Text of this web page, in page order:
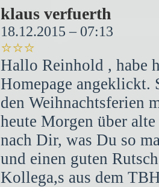
klaus verfuerth
18.12.2015 – 07:13
⭐⭐⭐
Hallo Reinhold , habe
Homepage angeklickt.
den Weihnachtsferien
heute Morgen über
nach Dir, was Du so
und einen guten
Kollega,s aus dem